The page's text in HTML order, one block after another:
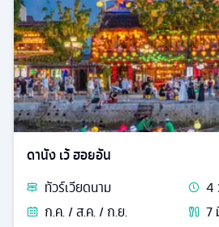
ดานัง เว้ ฮอยอัน
ทัวร์เวียดนาม 4
ก.ค. / ส.ค. / ก.ย.
7